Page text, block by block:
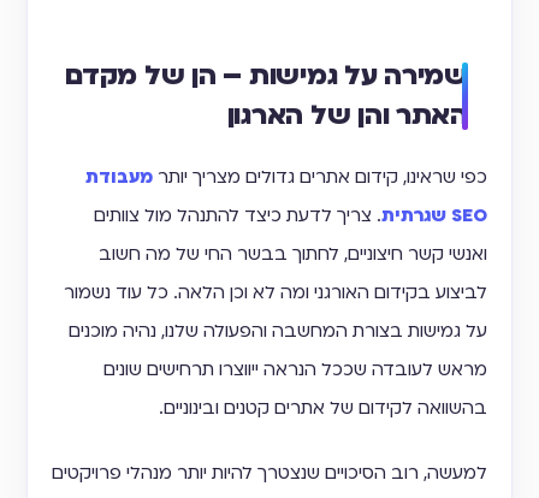
שמירה על גמישות – הן של מקדם
האתר והן של הארגון
כפי שראינו, קידום אתרים גדולים מצריך יותר מעבודת
SEO שגרתית
. צריך לדעת כיצד להתנהל מול צוותים
ואנשי קשר חיצוניים, לחתוך בבשר החי של מה חשוב
לביצוע בקידום האורגני ומה לא וכן הלאה. כל עוד נשמור
על גמישות בצורת המחשבה והפעולה שלנו, נהיה מוכנים
מראש לעובדה שככל הנראה ייווצרו תרחישים שונים
בהשוואה לקידום של אתרים קטנים ובינוניים.
למעשה, רוב הסיכויים שנצטרך להיות יותר מנהלי פרויקטים